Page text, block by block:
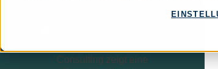
CORPORATE PERFORMANCE